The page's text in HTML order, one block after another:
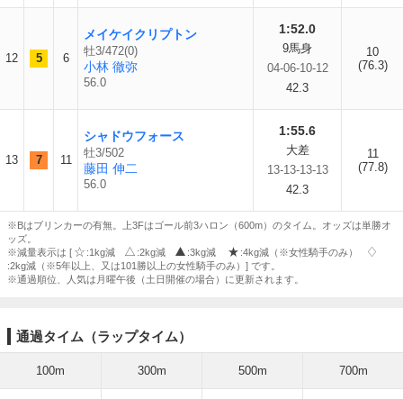
12 5 6
メイケイクリプトン
牡3/472(0)
小林 徹弥
56.0
1:52.0
9馬身
04-06-10-12
42.3
10
(76.3)
13 7 11
シャドウフォース
牡3/502
藤田 伸二
56.0
1:55.6
大差
13-13-13-13
42.3
11
(77.8)
※Bはブリンカーの有無。上3Fはゴール前3ハロン（600m）のタイム。オッズは単勝オ
ッズ。
※減量表示は [
:1kg減 :2kg減 :3kg減
:4kg減（※女性騎手のみ）
:2kg減（※5年以上、又は101勝以上の女性騎手のみ）] です。
※通過順位、人気は月曜午後（土日開催の場合）に更新されます。
通過タイム（ラップタイム）
100m 300m 500m 700m